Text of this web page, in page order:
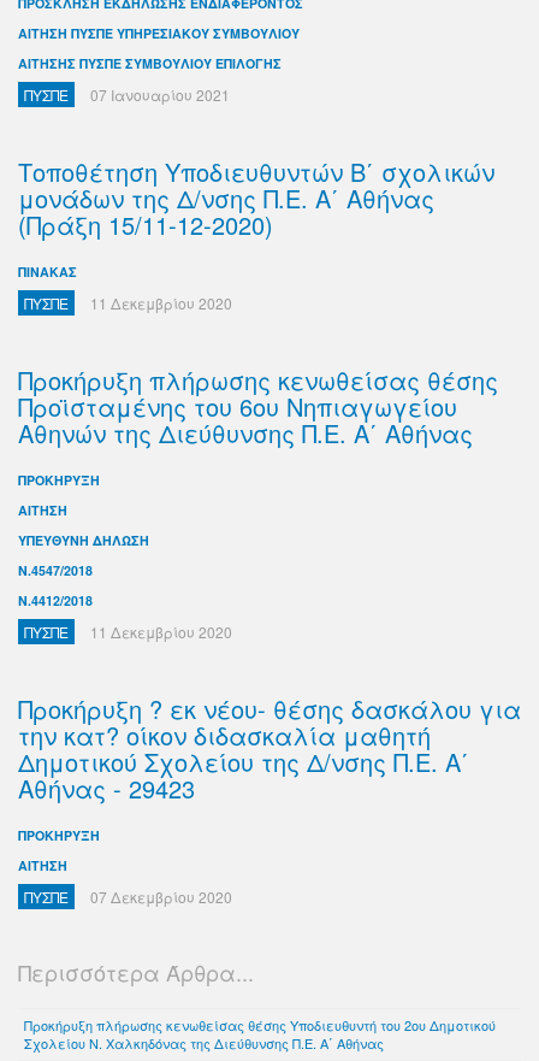
ΑΙΤΗΣΗ ΠΥΣΠΕ ΥΠΗΡΕΣΙΑΚΟΥ ΣΥΜΒΟΥΛΙΟΥ
ΑΙΤΗΣΗΣ ΠΥΣΠΕ ΣΥΜΒΟΥΛΙΟΥ ΕΠΙΛΟΓΗΣ
ΠΥΣΠΕ 07 Ιανουαρίου 2021
Τοποθέτηση Υποδιευθυντών Β΄ σχολικών
μονάδων της Δ/νσης Π.Ε. Α΄ Αθήνας
(Πράξη 15/11-12-2020)
ΠΙΝΑΚΑΣ
ΠΥΣΠΕ 11 Δεκεμβρίου 2020
Προκήρυξη πλήρωσης κενωθείσας θέσης
Προϊσταμένης του 6ου Νηπιαγωγείου
Αθηνών της Διεύθυνσης Π.Ε. Α΄ Αθήνας
ΠΡΟΚΗΡΥΞΗ
ΑΙΤΗΣΗ
ΥΠΕΥΘΥΝΗ ΔΗΛΩΣΗ
Ν.4547/2018
Ν.4412/2018
ΠΥΣΠΕ 11 Δεκεμβρίου 2020
Προκήρυξη ? εκ νέου- θέσης δασκάλου για
την κατ? οίκον διδασκαλία μαθητή
Δημοτικού Σχολείου της Δ/νσης Π.Ε. Α΄
Αθήνας - 29423
ΠΡΟΚΗΡΥΞΗ
ΑΙΤΗΣΗ
ΠΥΣΠΕ 07 Δεκεμβρίου 2020
Περισσότερα Άρθρα...
Προκήρυξη πλήρωσης κενωθείσας θέσης Υποδιευθυντή του 2ου Δημοτικού
Σχολείου Ν. Χαλκηδόνας της Διεύθυνσης Π.Ε. Α΄ Αθήνας